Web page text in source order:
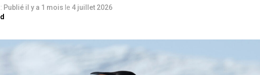
Publié il y a 1 mois le 4 juillet 2026